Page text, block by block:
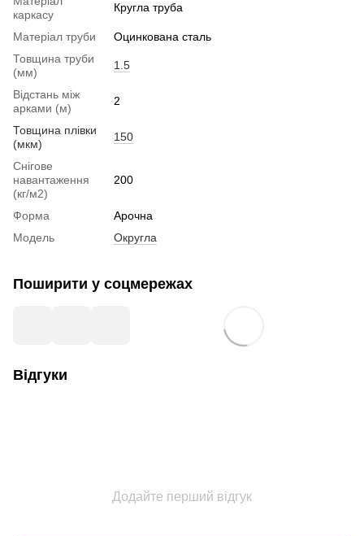
каркасу
Кругла труба
Матеріал труби
Оцинкована сталь
Товщина труби
(мм)
1.5
Відстань між
арками (м)
2
Товщина плівки
(мкм)
150
Снігове
навантаження
(кг/м2)
200
Форма
Арочна
Модель
Округла
Поширити у соцмережах
Відгуки
Додайте перший відгук